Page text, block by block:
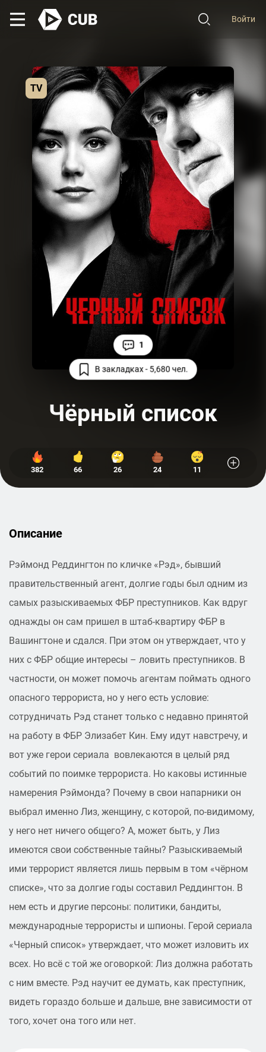
Войти
TV
В закладках - 5,680 чел.
1
Чёрный список
382 66 26 24 11
Описание
Рэймонд Реддингтон по кличке «Рэд», бывший
правительственный агент, долгие годы был одним из
самых разыскиваемых ФБР преступников. Как вдруг
однажды он сам пришел в штаб-квартиру ФБР в
Вашингтоне и сдался. При этом он утверждает, что у
них с ФБР общие интересы – ловить преступников. В
частности, он может помочь агентам поймать одного
опасного террориста, но у него есть условие:
сотрудничать Рэд станет только с недавно принятой
на работу в ФБР Элизабет Кин. Ему идут навстречу, и
вот уже герои сериала вовлекаются в целый ряд
событий по поимке террориста. Но каковы истинные
намерения Рэймонда? Почему в свои напарники он
выбрал именно Лиз, женщину, с которой, по-видимому,
у него нет ничего общего? А, может быть, у Лиз
имеются свои собственные тайны? Разыскиваемый
ими террорист является лишь первым в том «чёрном
списке», что за долгие годы составил Реддингтон. В
нем есть и другие персоны: политики, бандиты,
международные террористы и шпионы. Герой сериала
«Черный список» утверждает, что может изловить их
всех. Но всё с той же оговоркой: Лиз должна работать
с ним вместе. Рэд научит ее думать, как преступник,
видеть гораздо больше и дальше, вне зависимости от
того, хочет она того или нет.